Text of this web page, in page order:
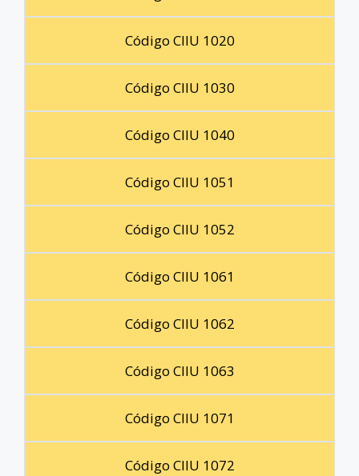
Código CIIU 1020
Código CIIU 1030
Código CIIU 1040
Código CIIU 1051
Código CIIU 1052
Código CIIU 1061
Código CIIU 1062
Código CIIU 1063
Código CIIU 1071
Código CIIU 1072